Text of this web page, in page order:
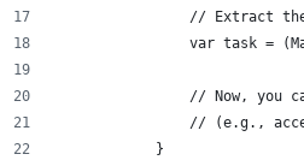
// Extract
var task =
// Now, you
// (e.g.,
            }